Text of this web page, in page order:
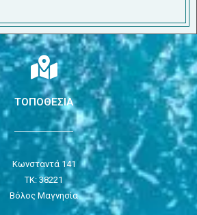
ΤΟΠΟΘΕΣΙΑ
Κωνσταντά 141
ΤΚ: 38221
Βόλος Μαγνησία